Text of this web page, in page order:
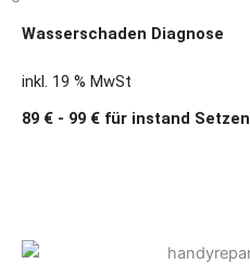
Wasserschaden Diagnose
inkl. 19 % MwSt
89 € - 99 € für instand Setzen